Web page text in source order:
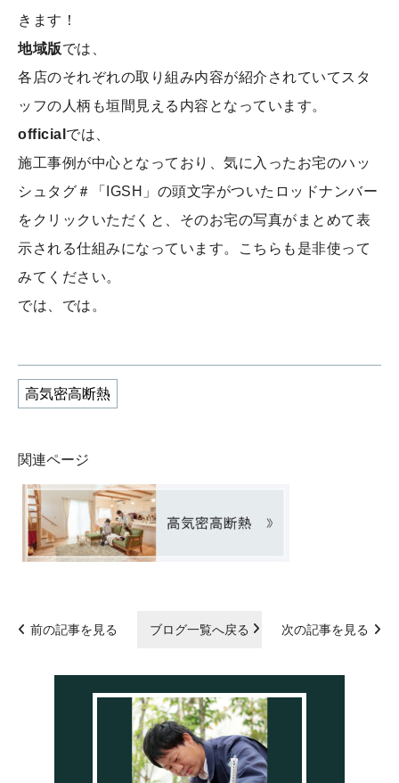
きます！
地域版では、
各店のそれぞれの取り組み内容が紹介されていてスタ
ッフの人柄も垣間見える内容となっています。
official では、
施工事例が中心となっており、気に入ったお宅のハッ
シュタグ＃「IGSH」の頭文字がついたロッドナンバー
をクリックいただくと、そのお宅の写真がまとめて表
示される仕組みになっています。こちらも是非使って
みてください。
では、では。
高気密高断熱
関連ページ
前の記事を見る ブログ一覧へ戻る 次の記事を見る